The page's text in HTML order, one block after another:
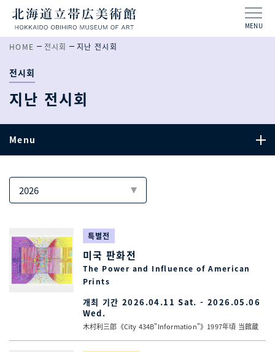
MENU
HOME 전시회 지난 전시회
전시회
지난 전시회
Menu
특별전
미국 판화전
The Power and Influence of American
Prints
개최 기간 2026.04.11 Sat. - 2026.05.06
Wed.
木村利三郎《City 434B"Information"》1997年頃 当館蔵